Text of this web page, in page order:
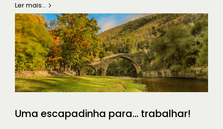
Ler mais...
Uma escapadinha para… trabalhar!